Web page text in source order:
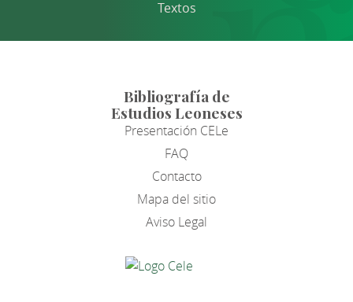
Textos
Bibliografía de
Estudios Leoneses
Presentación CELe
FAQ
Contacto
Mapa del sitio
Aviso Legal